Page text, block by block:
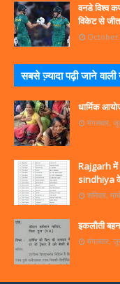
वनडे विश्व
विकेट से
October
सबसे ज्‍़यादा पढ़ी जाने
धार्मिक
मंगलवार,
Rajgarh में
sindhiya
शनिवार,
इकलौती
मंगलवार,